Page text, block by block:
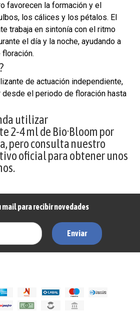
favorecen la formación y el
los cálices y los pétalos. El
trabaja en sintonía con el ritmo
el día y la noche, ayudando a
de actuación independiente,
el periodo de floración hasta
utilizar
2-4 ml de Bio·Bloom por
pero consulta nuestro
oficial para obtener unos
mail para recibir novedades
Enviar